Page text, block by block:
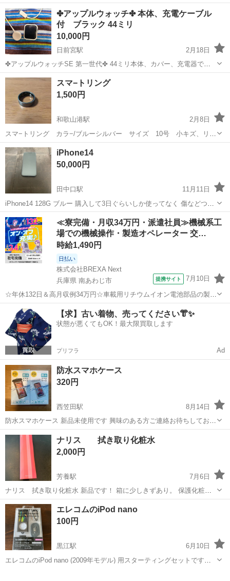
います。 宜しくお願いします
和歌山 岩出市 船戸駅 その他 iPhonese
✤アップルウォッチ✤ 本体、充電ケーブル
付 ブラック 44ミリ
10,000円
日前宮駅
2月18日
✤アップルウォッチSE 第一世代✤ 44ミリ本体、カバー、充電器で
す。 4年前に購入しましたが、1年程前にバッテリー交換で新しいのに
交換しています。使用は１年程ですし、月に数回しかつげず、直ぐに
カバーも取り付けてありますの...
和歌山 和歌山市 日前宮駅
スマ−トリング
1,500円
和歌山港駅
2月8日
スマ−トリング カラ−/ブルーシルバー サイズ 10号 小キズ、リン
グフチに塗装ハゲ有り 画像の物が全てです（スマ−トリング/ 取扱い
説明書 /ケース）作動確認済み 。あくまでも中古品ということを、ご
理解頂き、３Nでお願いします。
和歌山 和歌山市
iPhone14
50,000円
田中口駅
11月11日
iPhone14 128G ブルー 購入して3日ぐらいしか使ってなく 傷などつい
てない美品 箱が無いため少し安くしてます
和歌山 和歌山市 田中口駅 その他 ブルー
≪寮完備・月収34万円・派遣社員≫機械系工
場での機械操作・製造オペレーター 交…
時給1,490円
日払い
株式会社BREXA Next
兵庫県 南あわじ市
提携サイト 7月10日
☆年休132日＆高月収例34万円☆車載用リチウムイオン電池部品の製造
／4勤2休でオフも充実♪／家具・家電付き社宅あり＆前払いで生活支援
物資が受け取れる◎／20〜40代男女活躍中！ 車載用リチウムイオン電
池部品の製造 車載用...
兵庫 南あわじ市 その他
【求】古い着物、売ってください👘✨
状態が悪くてもOK！最大限買取します
プリフラ Ad
防水スマホケース
320円
西笠田駅
8月14日
防水スマホケース 新品未使用です 興味のある方ご連絡お待ちしており
ます
和歌山 伊都郡 西笠田駅 その他 新品
ナリス 拭き取り化粧水
2,000円
芳養駅
7月6日
ナリス 拭き取り化粧水 新品です！ 箱に少しきずあり。 保護化粧水
とセットでも売れます。
和歌山 田辺市 芳養駅 その他
エレコムのiPod nano
100円
黒江駅
6月10日
エレコムのiPod nano (2009年モデル) 用スターティングセットです。